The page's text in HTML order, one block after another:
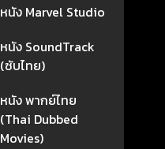
หนัง Marvel Studio
หนัง SoundTrack
(ซับไทย)
หนัง พากย์ไทย
(Thai Dubbed
Movies)